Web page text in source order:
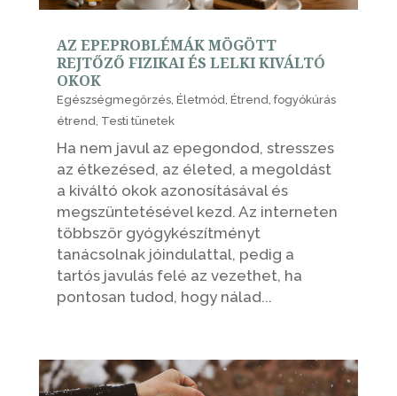
AZ EPEPROBLÉMÁK MÖGÖTT
REJTŐZŐ FIZIKAI ÉS LELKI KIVÁLTÓ
OKOK
Egészségmegőrzés, Életmód, Étrend, fogyókúrás
étrend, Testi tünetek
Ha nem javul az epegondod, stresszes
az étkezésed, az életed, a megoldást
a kiváltó okok azonosításával és
megszüntetésével kezd. Az interneten
többször gyógykészítményt
tanácsolnak jóindulattal, pedig a
tartós javulás felé az vezethet, ha
pontosan tudod, hogy nálad...